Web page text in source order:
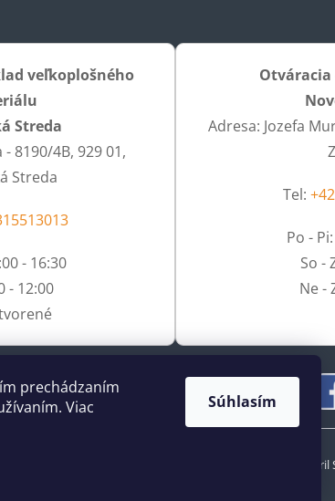
prechádzaním
Viac
Súhlasím
veľkoplošného
Streda
8190/4B, 929 01,
Streda
- 16:30
- 12:00
Adresa: Jozefa
Tel:
Po -
So -
Ne -